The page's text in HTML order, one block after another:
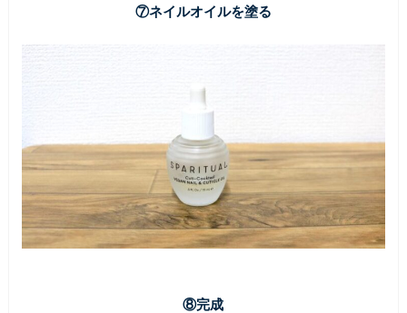
⑦ネイルオイルを塗る
⑧完成